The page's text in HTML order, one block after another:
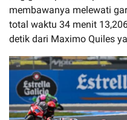
membawanya melewati
total waktu 34 menit
detik dari Maximo Quiles